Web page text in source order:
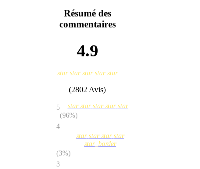
Résumé des
commentaires
4.9
star star star star star
(2802 Avis)
5 star star star star star
(96%)
4
star star star star
star_border
(3%)
3